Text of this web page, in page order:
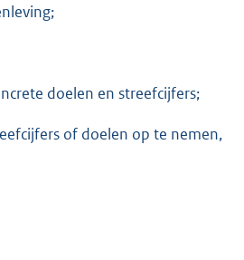
doelen en streefcijfers;
of doelen op te nemen,